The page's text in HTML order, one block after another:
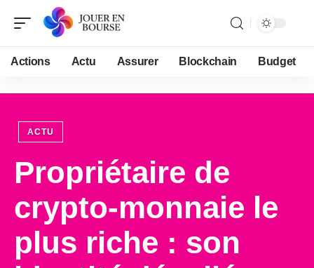
Actions Actu Assurer Blockchain Budget
ACTU
Propriétaire de
crypto-monnaie le
plus riche : son